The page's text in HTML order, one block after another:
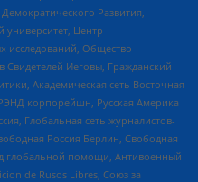
Развития,
университет, Центр
исследований, Общество
Иеговы, Гражданский
Академическая сеть Восточная
корпорейшн, Русская Америка
Глобальная сеть журналистов-
Россия Берлин, Свободная
глобальной помощи, Антивоенный
de Rusos Libres, Союз за